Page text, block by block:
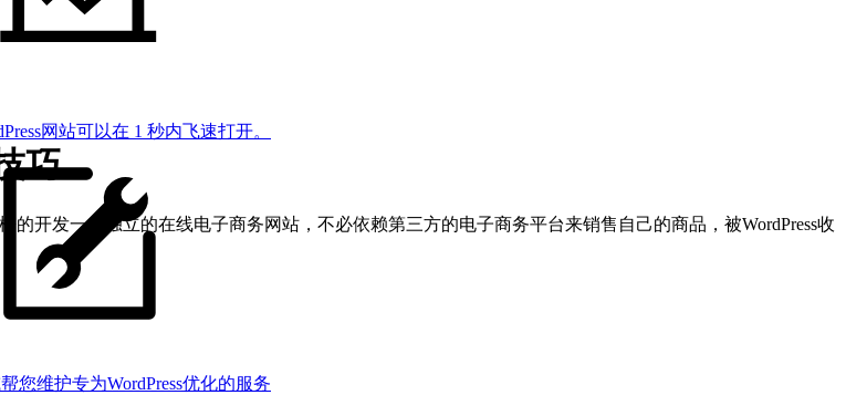
网站可以在 1 秒内飞速打开。
您维护专为WordPress优化的服务
巧
的开发一个独立的在线电子商务网站，不必依赖第三方的电子商务平台来销售自己的商品，被WordPress收